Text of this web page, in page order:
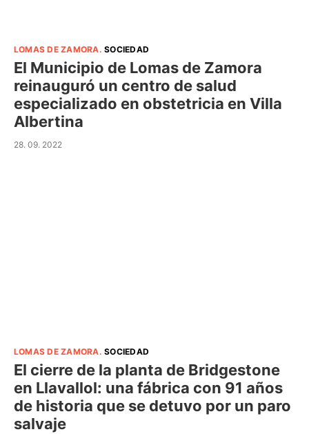
LOMAS DE ZAMORA.SOCIEDAD
El Municipio de Lomas de Zamora
reinauguró un centro de salud
especializado en obstetricia en Villa
Albertina
28. 09. 2022
LOMAS DE ZAMORA.SOCIEDAD
El cierre de la planta de Bridgestone
en Llavallol: una fábrica con 91 años
de historia que se detuvo por un paro
salvaje